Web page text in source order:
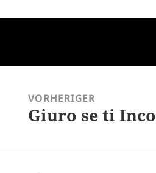
VORHERIGER
Vorheriger
Giuro se ti